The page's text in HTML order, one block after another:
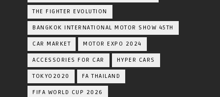
THE FIGHTER EVOLUTION
BANGKOK INTERNATIONAL MOTOR SHOW 45TH
CAR MARKET MOTOR EXPO 2024
ACCESSORIES FOR CAR HYPER CARS
TOKYO2020 FA THAILAND
FIFA WORLD CUP 2026